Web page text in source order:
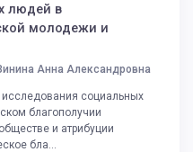
людей в
молодежи и
Анна Александровна
исследования социальных
благополучии
и атрибуции
бла...